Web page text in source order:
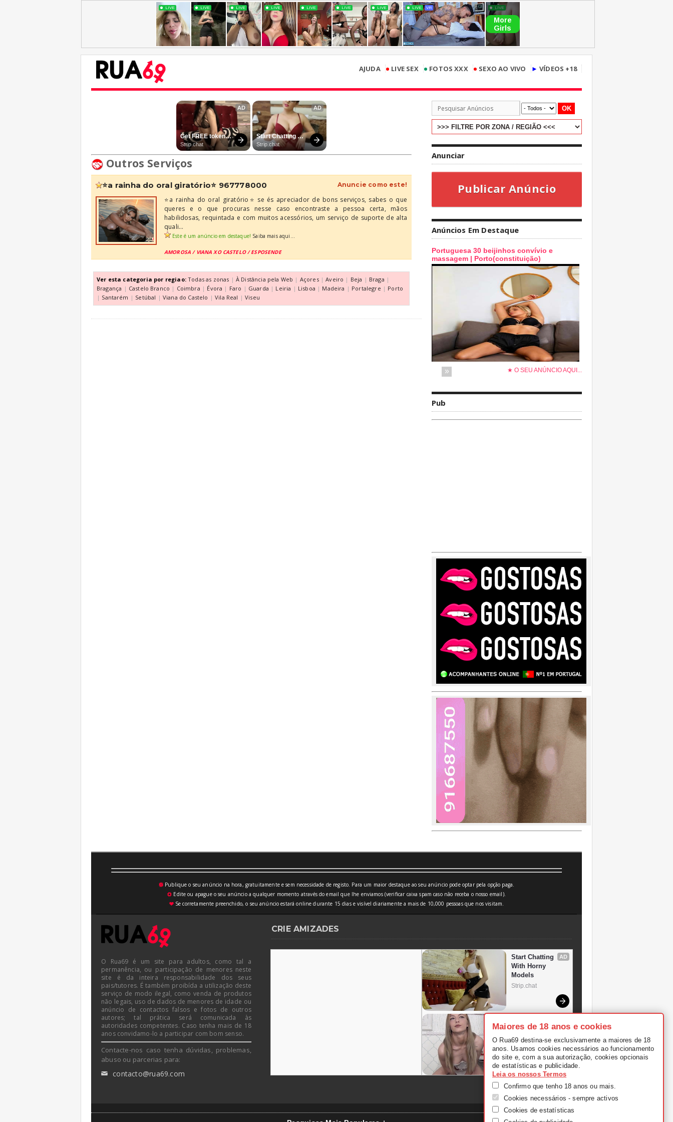
AJUDA • LIVE SEX • FOTOS XXX • SEXO AO VIVO ► VÍDEOS +18
Outros Serviços
⭐a rainha do oral giratório⭐ 967778000 Anuncie como este!
⭐a rainha do oral giratório⭐ se és apreciador de bons serviços, sabes o que
queres e o que procuras nesse caso encontraste a pessoa certa, mãos
habilidosas, requintada e com muitos acessórios, um serviço de suporte de alta
quali...
Este é um anúncio em destaque! Saiba mais aqui...
AMOROSA / VIANA XO CASTELO / ESPOSENDE
Ver esta categoria por regiao: Todas as zonas | À Distância pela Web | Açores | Aveiro | Beja | Braga |
Bragança | Castelo Branco | Coimbra | Évora | Faro | Guarda | Leiria | Lisboa | Madeira | Portalegre | Porto
| Santarém | Setúbal | Viana do Castelo | Vila Real | Viseu
OK
Anunciar
Publicar Anúncio
Anúncios Em Destaque
Pub
💥Publique o seu anúncio na hora, gratuitamente e sem necessidade de registo. Para um maior destaque ao seu anúncio pode optar pela opção paga.
⚙ Edite ou apague o seu anúncio a qualquer momento através do email que lhe enviamos (verificar caixa spam caso não receba o nosso email).
♥Se corretamente preenchido, o seu anúncio estará online durante 15 dias e visível diariamente a mais de 10,000 pessoas que nos visitam.
O Rua69 é um site para adultos, como tal a
permanência, ou participação de menores neste
site é da inteira responsabilidade dos seus
pais/tutores. É também proibída a utilização deste
serviço de modo ilegal, como venda de produtos
não legais, uso de dados de menores de idade ou
anúncio de contactos falsos e fotos de outros
autores; tal prática será comunicada às
autoridades competentes. Caso tenha mais de 18
anos convidamo-lo a participar com bom senso.
Contacte-nos caso tenha dúvidas, problemas,
abuso ou parcerias para:
✉ contacto@rua69.com
CRIE AMIZADES
Maiores de 18 anos e cookies
O Rua69 destina-se exclusivamente a maiores de 18
anos. Usamos cookies necessários ao funcionamento
do site e, com a sua autorização, cookies opcionais
de estatísticas e publicidade.
Leia os nossos Termos
Confirmo que tenho 18 anos ou mais.
Cookies necessários - sempre activos
Cookies de estatísticas